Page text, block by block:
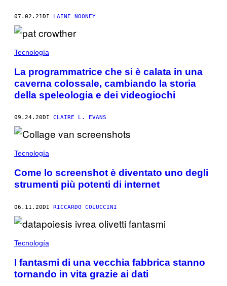
07.02.21DI LAINE NOONEY
Tecnología
La programmatrice che si è calata in una
caverna colossale, cambiando la storia
della speleologia e dei videogiochi
09.24.20DI CLAIRE L. EVANS
Tecnología
Come lo screenshot è diventato uno degli
strumenti più potenti di internet
06.11.20DI RICCARDO COLUCCINI
Tecnología
I fantasmi di una vecchia fabbrica stanno
tornando in vita grazie ai dati